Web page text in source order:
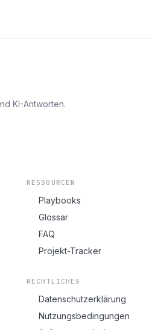
KI-Antworten.
RESSOURCEN
Playbooks
Glossar
FAQ
Projekt-Tracker
RECHTLICHES
Datenschutzerklärung
Nutzungsbedingungen